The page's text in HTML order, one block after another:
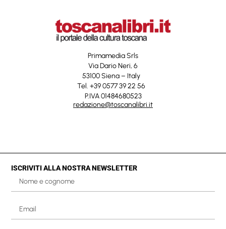
Primamedia Srls
Via Dario Neri, 6
53100 Siena – Italy
Tel. +39 0577 39 22 56
P.IVA 01484680523
redazione@toscanalibri.it
ISCRIVITI ALLA NOSTRA NEWSLETTER